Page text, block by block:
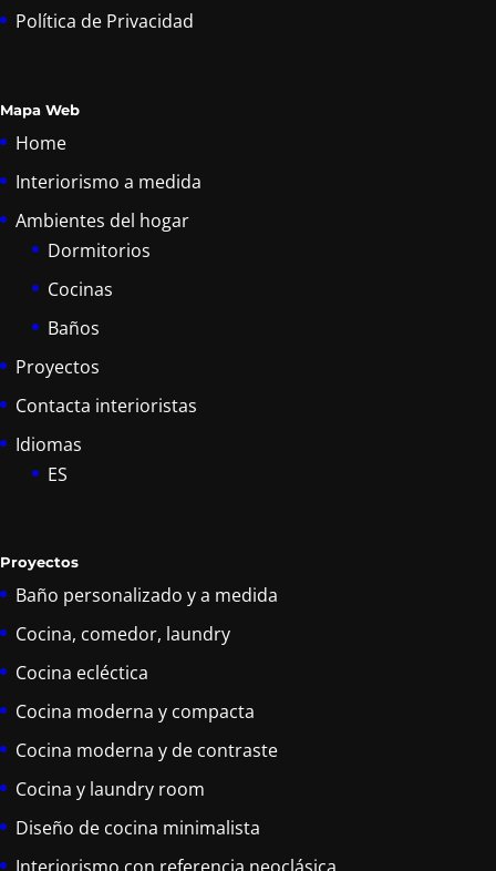
Política de Privacidad
Mapa Web
Home
Interiorismo a medida
Ambientes del hogar
Dormitorios
Cocinas
Baños
Proyectos
Contacta interioristas
Idiomas
ES
Proyectos
Baño personalizado y a medida
Cocina, comedor, laundry
Cocina ecléctica
Cocina moderna y compacta
Cocina moderna y de contraste
Cocina y laundry room
Diseño de cocina minimalista